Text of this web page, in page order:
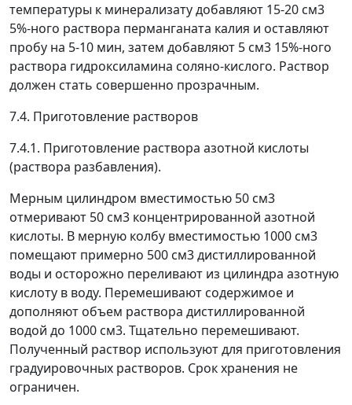
температуры к минерализату добавляют 15-20 см3
5%-ного раствора перманганата калия и оставляют
пробу на 5-10 мин, затем добавляют 5 см3 15%-ного
раствора гидроксиламина соляно-кислого. Раствор
должен стать совершенно прозрачным.
7.4. Приготовление растворов
7.4.1. Приготовление раствора азотной кислоты
(раствора разбавления).
Мерным цилиндром вместимостью 50 см3
отмеривают 50 см3 концентрированной азотной
кислоты. В мерную колбу вместимостью 1000 см3
помещают примерно 500 см3дистиллированной
воды и осторожно переливают из цилиндра азотную
кислоту в воду. Перемешивают содержимое и
дополняют объем раствора дистиллированной
водой до 1000 см3. Тщательно перемешивают.
Полученный раствор используют для приготовления
градуировочных растворов. Срок хранения не
ограничен.